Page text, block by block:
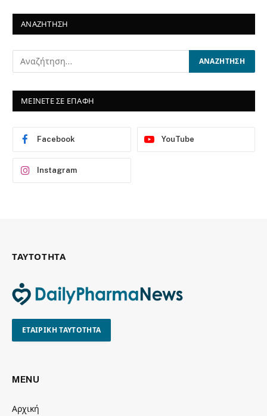
ΑΝΑΖΗΤΗΣΗ
ΜΕΙΝΕΤΕ ΣΕ ΕΠΑΦΗ
Facebook YouTube
Instagram
ΤΑΥΤΟΤΗΤΑ
ΕΤΑΙΡΙΚΗ ΤΑΥΤΟΤΗΤΑ
MENU
Αρχική